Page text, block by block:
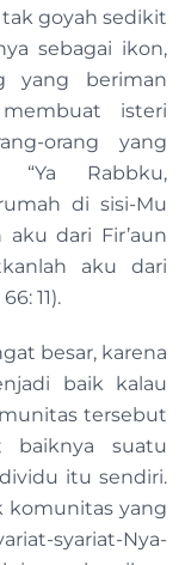
goyah sedikit
sebagai ikon,
yang beriman
isteri
orang yang
Rabbku,
di sisi-Mu
dari Fir’aun
aku dari
11).
besar, karena
baik kalau
tersebut
baiknya suatu
itu sendiri.
komunitas yang
syariat-Nya-